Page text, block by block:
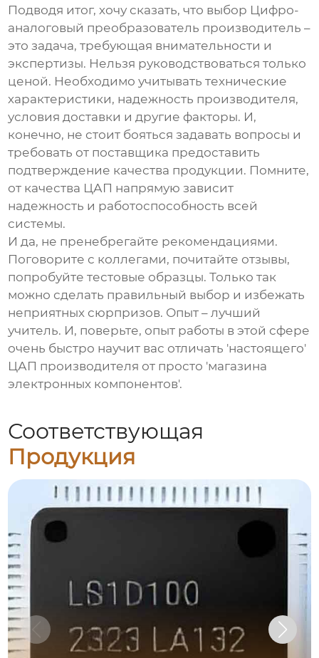
Подводя итог, хочу сказать, что выбор Цифро-
аналоговый преобразователь производитель –
это задача, требующая внимательности и
экспертизы. Нельзя руководствоваться только
ценой. Необходимо учитывать технические
характеристики, надежность производителя,
условия доставки и другие факторы. И,
конечно, не стоит бояться задавать вопросы и
требовать от поставщика предоставить
подтверждение качества продукции. Помните,
от качества ЦАП напрямую зависит
надежность и работоспособность всей
системы.
И да, не пренебрегайте рекомендациями.
Поговорите с коллегами, почитайте отзывы,
попробуйте тестовые образцы. Только так
можно сделать правильный выбор и избежать
неприятных сюрпризов. Опыт – лучший
учитель. И, поверьте, опыт работы в этой сфере
очень быстро научит вас отличать 'настоящего'
ЦАП производителя от просто 'магазина
электронных компонентов'.
Соответствующая
Продукция